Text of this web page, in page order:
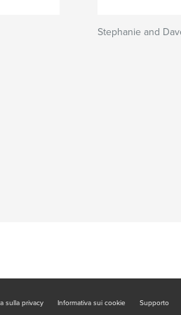
Stephanie and
sulla privacy Informativa sui cookie Supporto